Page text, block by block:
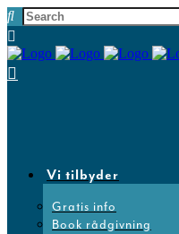
Vi tilbyder
Gratis info
Book rådgivning